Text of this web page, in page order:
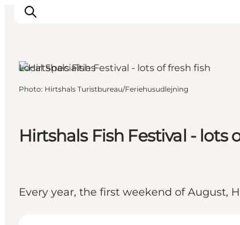
Quoi faire
Hirtshals Fish Festival - lots
Every year, the first weekend of August,
Local Specialties
Photo: Hirtshals Turistbureau/Feriehusudlejning